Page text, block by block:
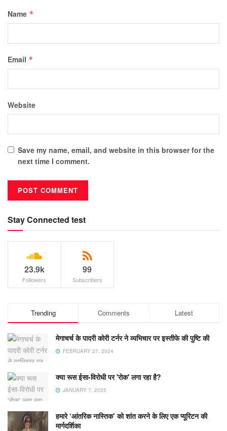
Name *
Email *
Website
Save my name, email, and website in this browser for the
next time I comment.
Stay Connected test
23.9k
Followers
99
Subscribers
Trending Comments Latest
मेगाचर्च के पादरी कोरी टर्नर ने व्यभिचार पर इस्तीफे की पुष्टि की
FEBRUARY 27, 2024
क्या रूस ईसा-विरोधी पर 'रोक' लगा रहा है?
JANUARY 7, 2025
हमारे ‘आंतरिक नास्तिक’ को शांत करने के लिए एक प्यूरिटन की
मार्गदर्शिका